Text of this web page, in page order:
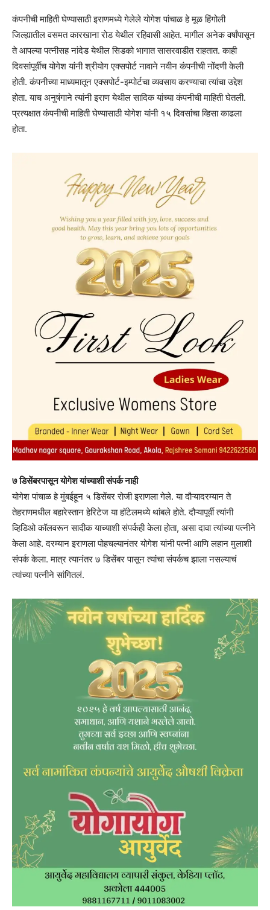
कंपनीची माहिती घेण्यासाठी इराणमध्ये गेलेले योगेश पांचाळ हे मूळ हिंगोली
जिल्ह्यातील वसमत कारखाना रोड येथील रहिवासी आहेत. मागील अनेक वर्षांपासून
ते आपल्या पत्नीसह नांदेड येथील सिडको भागात सासरवाडीत राहतात. काही
दिवसांपूर्वीच योगेश यांनी श्रीयोग एक्सपोर्ट नावाने नवीन कंपनीची नोंदणी केली
होती. कंपनीच्या माध्यमातून एक्सपोर्ट-इम्पोर्टचा व्यवसाय करण्याचा त्यांचा उद्देश
होता. याच अनुषंगाने त्यांनी इराण येथील सादिक यांच्या कंपनीची माहिती घेतली.
प्रत्यक्षात कंपनीची माहिती घेण्यासाठी योगेश यांनी १५ दिवसांचा व्हिसा काढला
होता.
७ डिसेंबरपासून योगेश यांच्याशी संपर्क नाही
योगेश पांचाळ हे मुंबईहून ५ डिसेंबर रोजी इराणला गेले. या दौऱ्यादरम्यान ते
तेहराणमधील बहारेस्तान हेरिटेज या हॉटेलमध्ये थांबले होते. दौऱ्यापूर्वी त्यांनी
व्हिडिओ कॉलवरून सादीक याच्याशी संपर्कही केला होता, असा दावा त्यांच्या पत्नीने
केला आहे. दरम्यान इराणला पोहचल्यानंतर योगेश यांनी पत्नी आणि लहान मुलाशी
संपर्क केला. मात्र त्यानंतर ७ डिसेंबर पासून त्यांचा संपर्कच झाला नसल्याचं
त्यांच्या पत्नीने सांगितलं.